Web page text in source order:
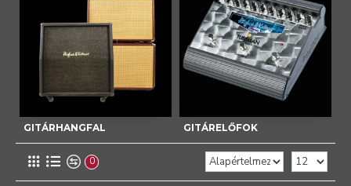
GITÁRHANGFAL GITÁRELŐFOK
0